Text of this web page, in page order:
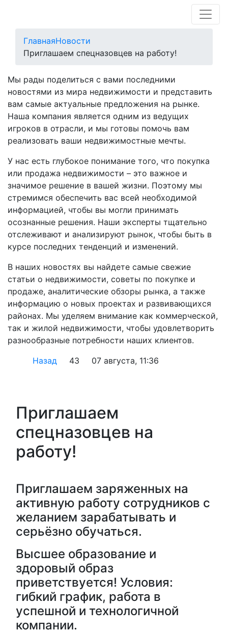
ГлавнаяНовости
Приглашаем спецназовцев на работу!
Мы рады поделиться с вами последними
новостями из мира недвижимости и представить
вам самые актуальные предложения на рынке.
Наша компания является одним из ведущих
игроков в отрасли, и мы готовы помочь вам
реализовать ваши недвижимостные мечты.
У нас есть глубокое понимание того, что покупка
или продажа недвижимости – это важное и
значимое решение в вашей жизни. Поэтому мы
стремимся обеспечить вас всей необходимой
информацией, чтобы вы могли принимать
осознанные решения. Наши эксперты тщательно
отслеживают и анализируют рынок, чтобы быть в
курсе последних тенденций и изменений.
В наших новостях вы найдете самые свежие
статьи о недвижимости, советы по покупке и
продаже, аналитические обзоры рынка, а также
информацию о новых проектах и развивающихся
районах. Мы уделяем внимание как коммерческой,
так и жилой недвижимости, чтобы удовлетворить
разнообразные потребности наших клиентов.
Назад
43 07 августа, 11:36
Приглашаем
спецназовцев на
работу!
Приглашаем заряженных на
активную работу сотрудников с
желанием зарабатывать и
серьёзно обучаться.
Высшее образование и
здоровый образ
приветствуется! Условия:
гибкий график, работа в
успешной и технологичной
компании.